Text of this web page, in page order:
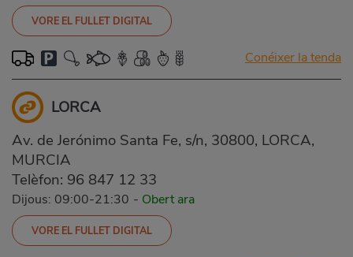
VORE EL FULLET DIGITAL
Conéixer la tenda
LORCA
Av. de Jerónimo Santa Fe, s/n, 30800, LORCA,
MURCIA
Telèfon: 96 847 12 33
Dijous: 09:00-21:30 - Obert ara
VORE EL FULLET DIGITAL